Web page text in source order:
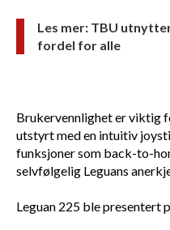
Les mer: TBU
fordel for alle
Brukervennlighet er viktig
utstyrt med en intuitiv
funksjoner som back-to-
selvfølgelig Leguans
Leguan 225 ble presentert